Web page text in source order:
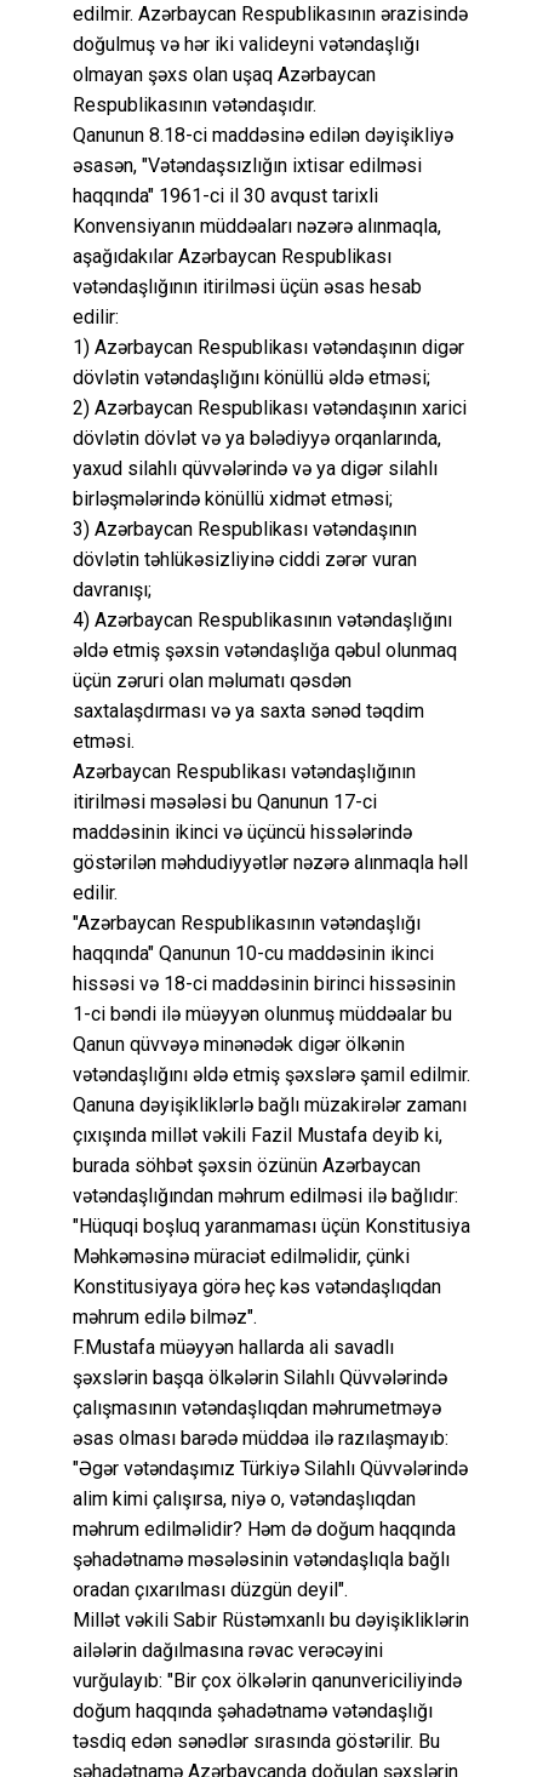
edilmir. Azərbaycan Respublikasının ərazisində
doğulmuş və hər iki valideyni vətəndaşlığı
olmayan şəxs olan uşaq Azərbaycan
Respublikasının vətəndaşıdır.
Qanunun 8.18-ci maddəsinə edilən dəyişikliyə
əsasən, "Vətəndaşsızlığın ixtisar edilməsi
haqqında" 1961-ci il 30 avqust tarixli
Konvensiyanın müddəaları nəzərə alınmaqla,
aşağıdakılar Azərbaycan Respublikası
vətəndaşlığının itirilməsi üçün əsas hesab
edilir:
1) Azərbaycan Respublikası vətəndaşının digər
dövlətin vətəndaşlığını könüllü əldə etməsi;
2) Azərbaycan Respublikası vətəndaşının xarici
dövlətin dövlət və ya bələdiyyə orqanlarında,
yaxud silahlı qüvvələrində və ya digər silahlı
birləşmələrində könüllü xidmət etməsi;
3) Azərbaycan Respublikası vətəndaşının
dövlətin təhlükəsizliyinə ciddi zərər vuran
davranışı;
4) Azərbaycan Respublikasının vətəndaşlığını
əldə etmiş şəxsin vətəndaşlığa qəbul olunmaq
üçün zəruri olan məlumatı qəsdən
saxtalaşdırması və ya saxta sənəd təqdim
etməsi.
Azərbaycan Respublikası vətəndaşlığının
itirilməsi məsələsi bu Qanunun 17-ci
maddəsinin ikinci və üçüncü hissələrində
göstərilən məhdudiyyətlər nəzərə alınmaqla həll
edilir.
"Azərbaycan Respublikasının vətəndaşlığı
haqqında" Qanunun 10-cu maddəsinin ikinci
hissəsi və 18-ci maddəsinin birinci hissəsinin
1-ci bəndi ilə müəyyən olunmuş müddəalar bu
Qanun qüvvəyə minənədək digər ölkənin
vətəndaşlığını əldə etmiş şəxslərə şamil edilmir.
Qanuna dəyişikliklərlə bağlı müzakirələr zamanı
çıxışında millət vəkili Fazil Mustafa deyib ki,
burada söhbət şəxsin özünün Azərbaycan
vətəndaşlığından məhrum edilməsi ilə bağlıdır:
"Hüquqi boşluq yaranmaması üçün Konstitusiya
Məhkəməsinə müraciət edilməlidir, çünki
Konstitusiyaya görə heç kəs vətəndaşlıqdan
məhrum edilə bilməz".
F.Mustafa müəyyən hallarda ali savadlı
şəxslərin başqa ölkələrin Silahlı Qüvvələrində
çalışmasının vətəndaşlıqdan məhrumetməyə
əsas olması barədə müddəa ilə razılaşmayıb:
"Əgər vətəndaşımız Türkiyə Silahlı Qüvvələrində
alim kimi çalışırsa, niyə o, vətəndaşlıqdan
məhrum edilməlidir? Həm də doğum haqqında
şəhadətnamə məsələsinin vətəndaşlıqla bağlı
oradan çıxarılması düzgün deyil".
Millət vəkili Sabir Rüstəmxanlı bu dəyişikliklərin
ailələrin dağılmasına rəvac verəcəyini
vurğulayıb: "Bir çox ölkələrin qanunvericiliyində
doğum haqqında şəhadətnamə vətəndaşlığı
təsdiq edən sənədlər sırasında göstərilir. Bu
şəhadətnamə Azərbaycanda doğulan şəxslərin